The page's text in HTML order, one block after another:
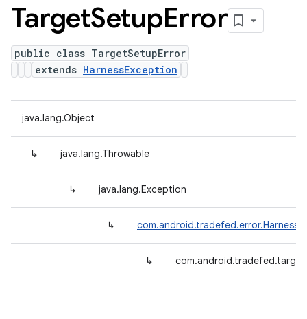
TargetSetupError
public class TargetSetupError
extends HarnessException
java.lang.Object
↳ java.lang.Throwable
↳ java.lang.Exception
↳
↳